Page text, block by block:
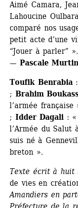
Aimé Camara,
Lahoucine
comparé nos
petit acte d’une
“Jouer à parler” ».
— Pascale
Toufik Benrabia:
; Brahim
l’armée
; Idder Dagali: «
l’Armée du
suis né à
breton ».
Texte écrit à huit
de vies en
Amandiers en